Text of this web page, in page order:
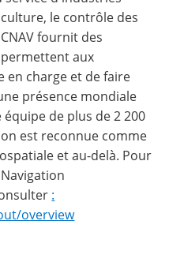
le contrôle des
fournit des
aux
en charge et de faire
présence mondiale
de plus de 2 200
est reconnue comme
et au-delà. Pour
:
overview